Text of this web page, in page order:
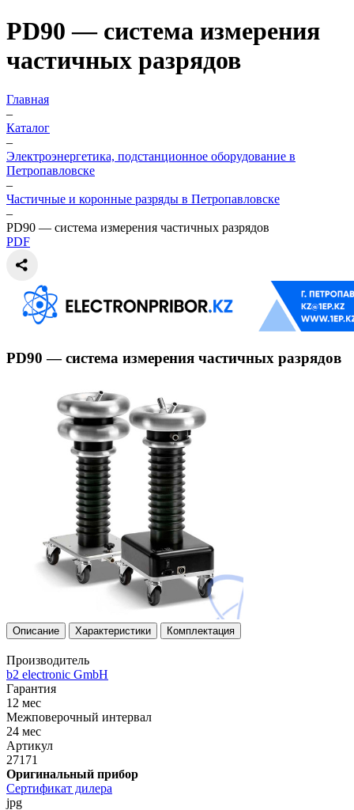
PD90 — система измерения
частичных разрядов
Главная
–
Каталог
–
Электроэнергетика, подстанционное оборудование в
Петропавловске
–
Частичные и коронные разряды в Петропавловске
–
PD90 — система измерения частичных разрядов
PDF
PD90 — система измерения частичных разрядов
Описание Характеристики Комплектация
Производитель
b2 electronic GmbH
Гарантия
12 мес
Межповерочный интервал
24 мес
Артикул
27171
Оригинальный прибор
Сертификат дилера
jpg